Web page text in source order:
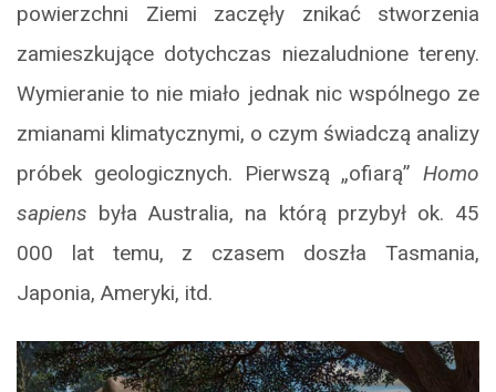
powierzchni Ziemi zaczęły znikać stworzenia
zamieszkujące dotychczas niezaludnione tereny.
Wymieranie to nie miało jednak nic wspólnego ze
zmianami klimatycznymi, o czym świadczą analizy
próbek geologicznych. Pierwszą „ofiarą” Homo
sapiens była Australia, na którą przybył ok. 45
000 lat temu, z czasem doszła Tasmania,
Japonia, Ameryki, itd.